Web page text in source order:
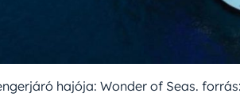
hajója: Wonder of Seas.